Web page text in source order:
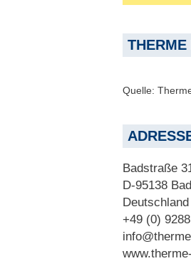
Quelle:
Badstraße
D-95138
+49 (0)